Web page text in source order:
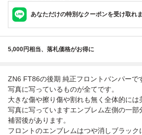
あなただけの特別なクーポンを受け取れ
5,000円相当、落札価格がお得に
ZN6 FT86の後期 純正フロントバンパーで
写真に写っているものが全てです。
大きな傷や擦り傷や割れも無く全体的には
写真に写っていますエンブレム左側の一部
補習後があります。
フロントのエンブレムはつや消しブラック